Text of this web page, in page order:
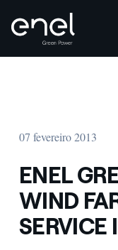
07 fevereiro 2013
ENEL
WIND
SERVICE